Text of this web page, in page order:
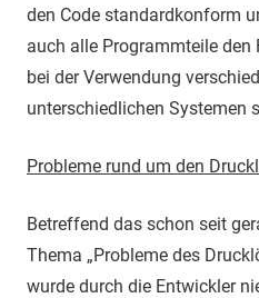
den Code standardkonform
auch alle Programmteile
bei der Verwendung
unterschiedlichen Systemen
Probleme rund um den
Betreffend das schon seit
Thema „Probleme des
wurde durch die Entwickler